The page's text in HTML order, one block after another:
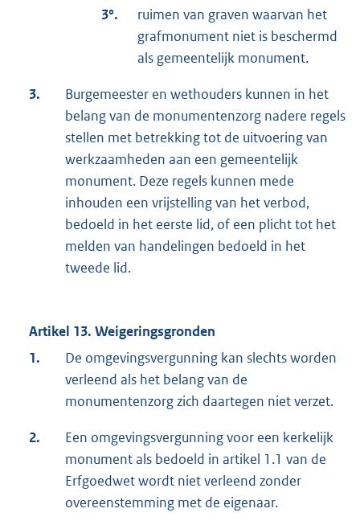
3°.
ruimen van graven waarvan het
grafmonument niet is beschermd
als gemeentelijk monument.
3.
Burgemeester en wethouders kunnen in het
belang van de monumentenzorg nadere regels
stellen met betrekking tot de uitvoering van
werkzaamheden aan een gemeentelijk
monument. Deze regels kunnen mede
inhouden een vrijstelling van het verbod,
bedoeld in het eerste lid, of een plicht tot het
melden van handelingen bedoeld in het
tweede lid.
Artikel 13. Weigeringsgronden
1.
De omgevingsvergunning kan slechts worden
verleend als het belang van de
monumentenzorg zich daartegen niet verzet.
2.
Een omgevingsvergunning voor een kerkelijk
monument als bedoeld in artikel 1.1 van de
Erfgoedwet wordt niet verleend zonder
overeenstemming met de eigenaar.